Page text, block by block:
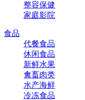
整容保健
家庭影院
食品
代餐食品
休闲食品
新鲜水果
禽畜肉类
水产海鲜
冷冻食品